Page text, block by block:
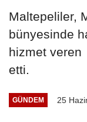
Maltepeliler,
bünyesinde
hizmet veren
etti.
GÜNDEM 25